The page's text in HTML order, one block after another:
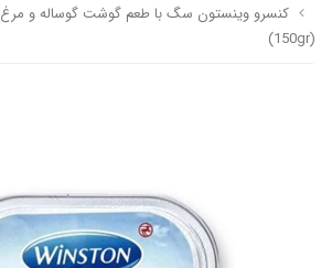
کنسرو وینستون سگ با طعم گوشت گوساله و
(150gr)